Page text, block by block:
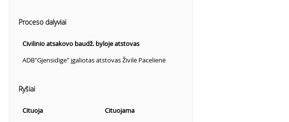
Proceso dalyviai
Civilinio atsakovo baudž. byloje atstovas
ADB"Gjensidige" įgaliotas atstovas Živilė Pacelienė
Ryšiai
Cituoja
Cituojama